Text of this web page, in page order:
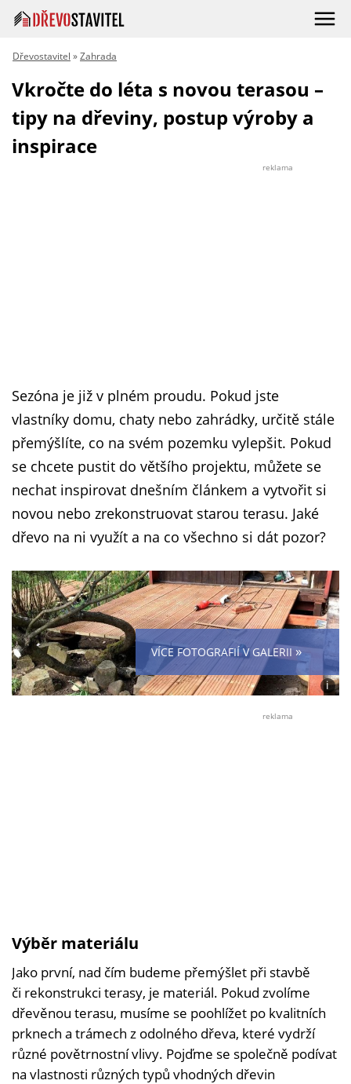
Dřevostavitel »Zahrada
Vkročte do léta s novou terasou –
tipy na dřeviny, postup výroby a
inspirace
reklama
Sezóna je již v plném proudu. Pokud jste
vlastníky domu, chaty nebo zahrádky, určitě stále
přemýšlíte, co na svém pozemku vylepšit. Pokud
se chcete pustit do většího projektu, můžete se
nechat inspirovat dnešním článkem a vytvořit si
novou nebo zrekonstruovat starou terasu. Jaké
dřevo na ni využít a na co všechno si dát pozor?
VÍCE FOTOGRAFIÍ V GALERII »
i
Foto:
reklama
Výběr materiálu
Jako první, nad čím budeme přemýšlet při stavbě
či rekonstrukci terasy, je materiál. Pokud zvolíme
dřevěnou terasu, musíme se poohlížet po kvalitních
prknech a trámech z odolného dřeva, které vydrží
různé povětrnostní vlivy. Pojďme se společně podívat
na vlastnosti různých typů vhodných dřevin